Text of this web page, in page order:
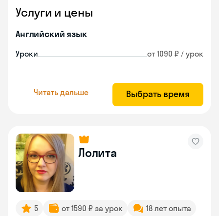
Услуги и цены
Английский язык
Уроки от 1090 ₽ / урок
Читать дальше Выбрать время
Лолита
5 от 1590 ₽ за урок
18 лет опыта